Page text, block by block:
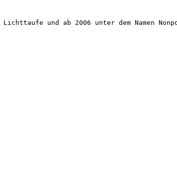
Lichttaufe und ab 2006 unter dem Namen